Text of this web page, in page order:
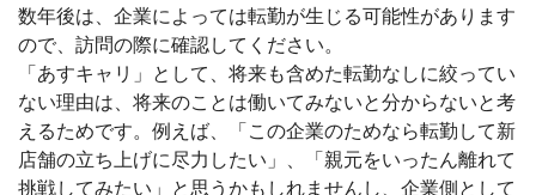
数年後は、企業によっては転勤が生じる可能性があります
ので、訪問の際に確認してください。
「あすキャリ」として、将来も含めた転勤なしに絞ってい
ない理由は、将来のことは働いてみないと分からないと考
えるためです。例えば、「この企業のためなら転勤して新
店舗の立ち上げに尽力したい」、「親元をいったん離れて
挑戦してみたい」と思うかもしれませんし、企業側として